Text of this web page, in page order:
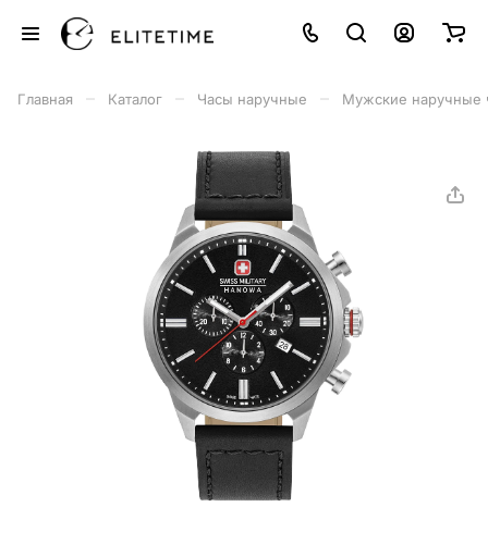
Главная Каталог Часы наручные Мужские наручные